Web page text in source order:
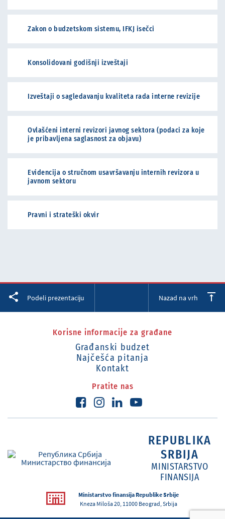
Zakon o budzetskom sistemu, IFKJ isečci
Konsolidovani godišnji izveštaji
Izveštaji o sagledavanju kvaliteta rada interne revizije
Ovlašćeni interni revizori javnog sektora (podaci za koje
je pribavljena saglasnost za objavu)
Evidencija o stručnom usavršavanju internih revizora u
javnom sektoru
Pravni i strateški okvir
Podeli prezentaciju Nazad na vrh
Korisne informacije za građane
Građanski budzet
Najčešća pitanja
Kontakt
Pratite nas
REPUBLIKA
SRBIJA
MINISTARSTVO
FINANSIJA
Ministarstvo finansija Republike Srbije
Kneza Miloša 20, 11000 Beograd, Srbija